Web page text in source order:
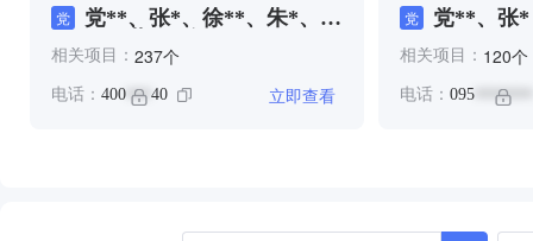
党
党**、张*、徐**、朱*、蒙
相关项目： 237个
电话： 400 *** 40 立即查看
党 党**、张*
相关项目： 120个
电话： 095*******